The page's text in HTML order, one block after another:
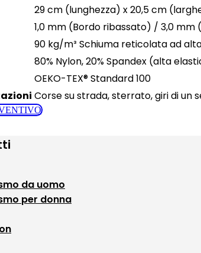
29 cm (lunghezza) x 20,5 cm
1,0 mm (Bordo ribassato) / 3,0
90 kg/m³ Schiuma reticolata ad
80% Nylon, 20% Spandex (alta
OEKO-TEX® Standard 100
Corse su strada, sterrato, giri di un
da uomo
per donna